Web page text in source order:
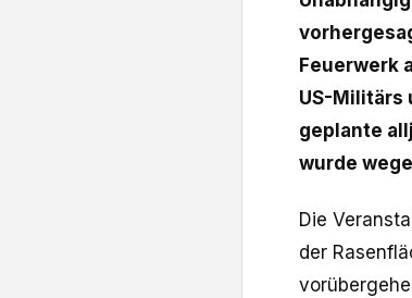
Feuerwerk
US-Militärs
geplante
wurde
Die
der